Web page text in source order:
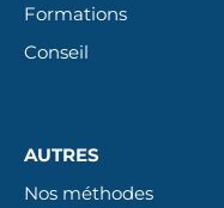
Formations
Conseil
AUTRES
Nos méthodes